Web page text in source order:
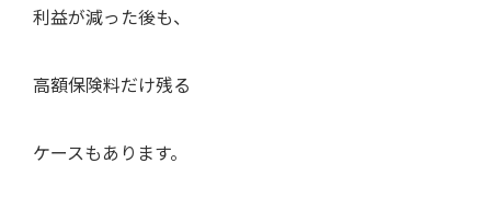
利益が減った後も、
高額保険料だけ残る
ケースもあります。